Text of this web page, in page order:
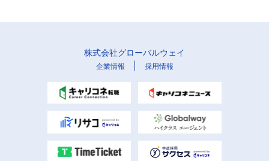
株式会社グローバルウェイ
企業情報 採用情報